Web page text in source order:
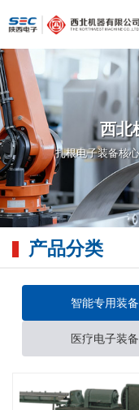
产品分类
智能专用装备
医疗电子装备